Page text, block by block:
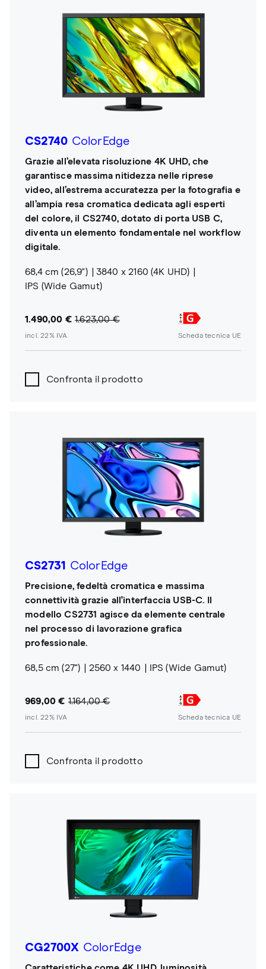
CS2740 ColorEdge
Grazie all’elevata risoluzione 4K UHD, che
garantisce massima nitidezza nelle riprese
video, all’estrema accuratezza per la fotografia e
all’ampia resa cromatica dedicata agli esperti
del colore, il CS2740, dotato di porta USB C,
diventa un elemento fondamentale nel workflow
digitale.
68,4 cm (26,9")
3840 x 2160 (4K UHD)
IPS (Wide Gamut)
1.490,00 € 1.623,00 €
incl. 22% IVA Scheda tecnica UE
Confronta il prodotto
CS2731 ColorEdge
Precisione, fedeltà cromatica e massima
connettività grazie all'interfaccia USB-C. Il
modello CS2731 agisce da elemente centrale
nel processo di lavorazione grafica
professionale.
68,5 cm (27") 2560 x 1440 IPS (Wide Gamut)
969,00 € 1.164,00 €
incl. 22% IVA Scheda tecnica UE
Confronta il prodotto
CG2700X ColorEdge